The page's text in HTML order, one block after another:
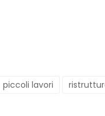
piccoli lavori